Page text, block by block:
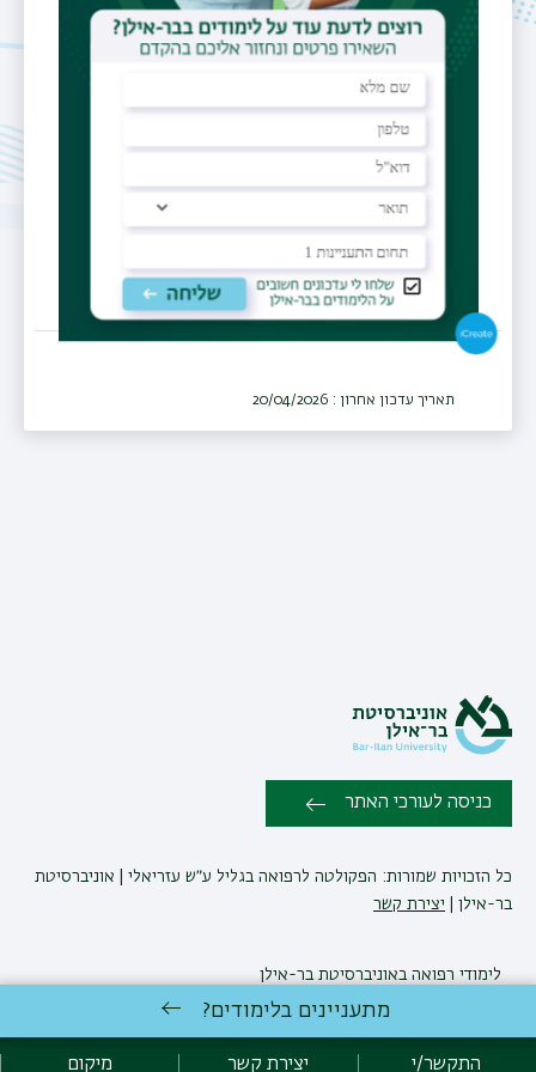
eilia.kakishvili@biu.ac.il
מרכז רפואי
המרכז הרפואי לגליל, נהריה
מחלקה
כירורגיה
תאריך עדכון אחרון : 20/04/2026
כניסה לעורכי האתר
כל הזכויות שמורות: הפקולטה לרפואה בגליל ע״ש עזריאלי | אוניברסיטת
בר-אילן | יצירת קשר
לימודי רפואהבאוניברסיטת בר-אילן
אגף תקשוב, אוניברסיטת בר-אילן
אקדימה בר-אילן
מתעניינים בלימודים?
התקשר/י יצירת קשר מיקום